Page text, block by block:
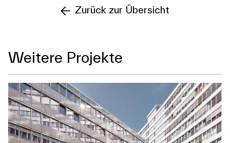
Zurück zur Übersicht
Weitere Projekte